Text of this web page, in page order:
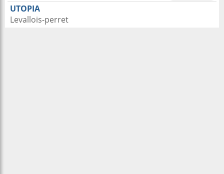
UTOPIA
Levallois-perret